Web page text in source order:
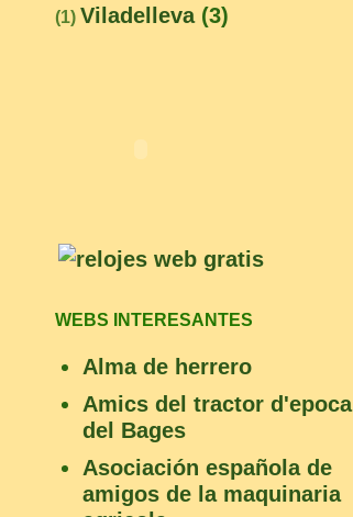
(1) Viladelleva (3)
WEBS INTERESANTES
Alma de herrero
Amics del tractor d'epoca
del Bages
Asociación española de
amigos de la maquinaria